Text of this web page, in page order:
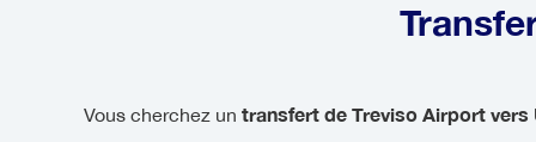
Vous cherchez un transfert de Treviso Airport vers